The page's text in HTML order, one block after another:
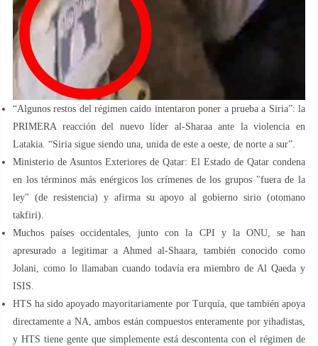
“Algunos restos del régimen caído intentaron poner a prueba a Siria”: la
PRIMERA reacción del nuevo líder al-Sharaa ante la violencia en
Latakia. “Siria sigue siendo una, unida de este a oeste, de norte a sur”.
Ministerio de Asuntos Exteriores de Qatar: El Estado de Qatar condena
en los términos más enérgicos los crímenes de los grupos "fuera de la
ley" (de resistencia) y afirma su apoyo al gobierno sirio (otomano
takfiri).
Muchos países occidentales, junto con la CPI y la ONU, se han
apresurado a legitimar a Ahmed al-Shaara, también conocido como
Jolani, como lo llamaban cuando todavía era miembro de Al Qaeda y
ISIS.
HTS ha sido apoyado mayoritariamente por Turquía, que también apoya
directamente a NA, ambos están compuestos enteramente por yihadistas,
y HTS tiene gente que simplemente está descontenta con el régimen de